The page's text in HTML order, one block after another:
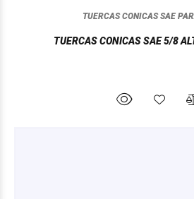
TUERCAS CONICAS SAE
TUERCAS CONICAS SAE 5/8